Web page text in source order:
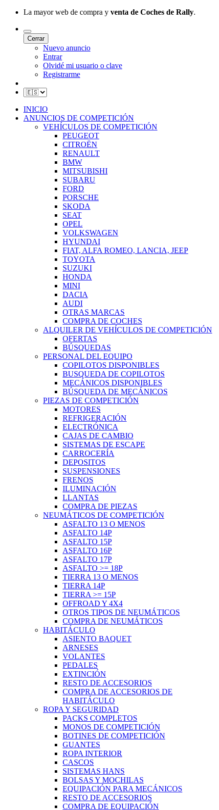
La mayor web de compra y venta de Coches de Rally.
Cerrar
Nuevo anuncio
Entrar
Olvidé mi usuario o clave
Registrarme
INICIO
ANUNCIOS DE COMPETICIÓN
VEHÍCULOS DE COMPETICIÓN
PEUGEOT
CITROËN
RENAULT
BMW
MITSUBISHI
SUBARU
FORD
PORSCHE
SKODA
SEAT
OPEL
VOLKSWAGEN
HYUNDAI
FIAT, ALFA ROMEO, LANCIA, JEEP
TOYOTA
SUZUKI
HONDA
MINI
DACIA
AUDI
OTRAS MARCAS
COMPRA DE COCHES
ALQUILER DE VEHÍCULOS DE COMPETICIÓN
OFERTAS
BÚSQUEDAS
PERSONAL DEL EQUIPO
COPILOTOS DISPONIBLES
BUSQUEDA DE COPILOTOS
MECÁNICOS DISPONIBLES
BÚSQUEDA DE MECÁNICOS
PIEZAS DE COMPETICIÓN
MOTORES
REFRIGERACIÓN
ELECTRÓNICA
CAJAS DE CAMBIO
SISTEMAS DE ESCAPE
CARROCERÍA
DEPOSITOS
SUSPENSIONES
FRENOS
ILUMINACIÓN
LLANTAS
COMPRA DE PIEZAS
NEUMÁTICOS DE COMPETICIÓN
ASFALTO 13 O MENOS
ASFALTO 14P
ASFALTO 15P
ASFALTO 16P
ASFALTO 17P
ASFALTO >= 18P
TIERRA 13 O MENOS
TIERRA 14P
TIERRA >= 15P
OFFROAD Y 4X4
OTROS TIPOS DE NEUMÁTICOS
COMPRA DE NEUMÁTICOS
HABITÁCULO
ASIENTO BAQUET
ARNESES
VOLANTES
PEDALES
EXTINCIÓN
RESTO DE ACCESORIOS
COMPRA DE ACCESORIOS DE
HABITÁCULO
ROPA Y SEGURIDAD
PACKS COMPLETOS
MONOS DE COMPETICIÓN
BOTINES DE COMPETICIÓN
GUANTES
ROPA INTERIOR
CASCOS
SISTEMAS HANS
BOLSAS Y MOCHILAS
EQUIPACIÓN PARA MECÁNICOS
RESTO DE ACCESORIOS
COMPRA DE EQUIPACIÓN